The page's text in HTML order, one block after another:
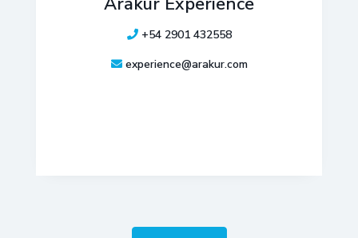
+54 2901 432558
experience@arakur.com